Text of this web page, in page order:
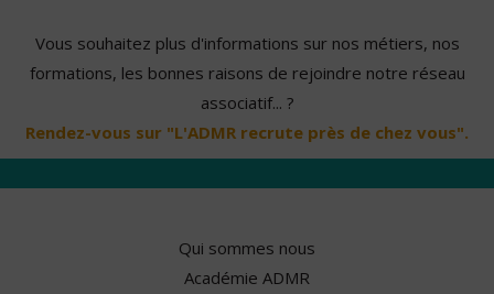
Vous souhaitez plus d'informations sur nos métiers, nos
formations, les bonnes raisons de rejoindre notre réseau
associatif... ?
Rendez-vous sur "L'ADMR recrute près de chez vous".
Qui sommes nous
Académie ADMR